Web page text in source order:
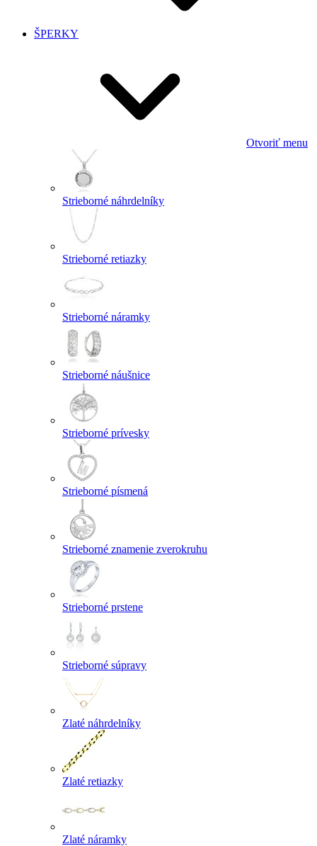
ŠPERKY
Otvoriť menu
Strieborné náhrdelníky
Strieborné retiazky
Strieborné náramky
Strieborné náušnice
Strieborné prívesky
Strieborné písmená
Strieborné znamenie zverokruhu
Strieborné prstene
Strieborné súpravy
Zlaté náhrdelníky
Zlaté retiazky
Zlaté náramky